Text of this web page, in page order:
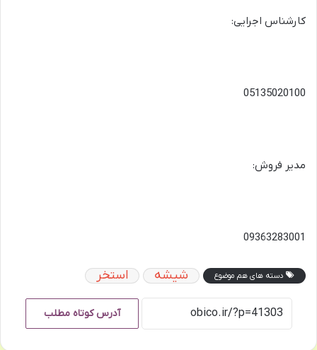
کارشناس اجرایی:
05135020100
مدیر فروش:
09363283001
دسته های هم موضوع شیشه استخر
آدرس کوتاه مطلب